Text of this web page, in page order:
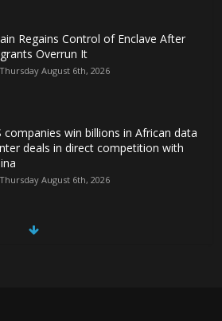
Regains Control of Enclave After
Overrun It
Thursday August 6th, 2026
companies win billions in African data
deals in direct competition with
Thursday August 6th, 2026
Russia, Iran and North Korea